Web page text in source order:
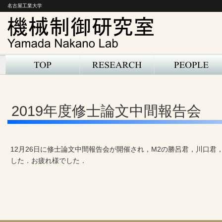
名古屋工業大学
2019年度修士論文中間報告会
12月26日に修士論文中間報告会が開催され，M2の勝呂君，川口君
した．お疲れ様でした．